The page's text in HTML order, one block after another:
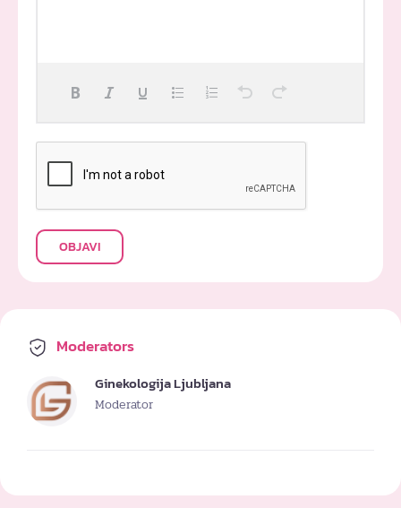
OBJAVI
Moderators
Ginekologija Ljubljana
Moderator